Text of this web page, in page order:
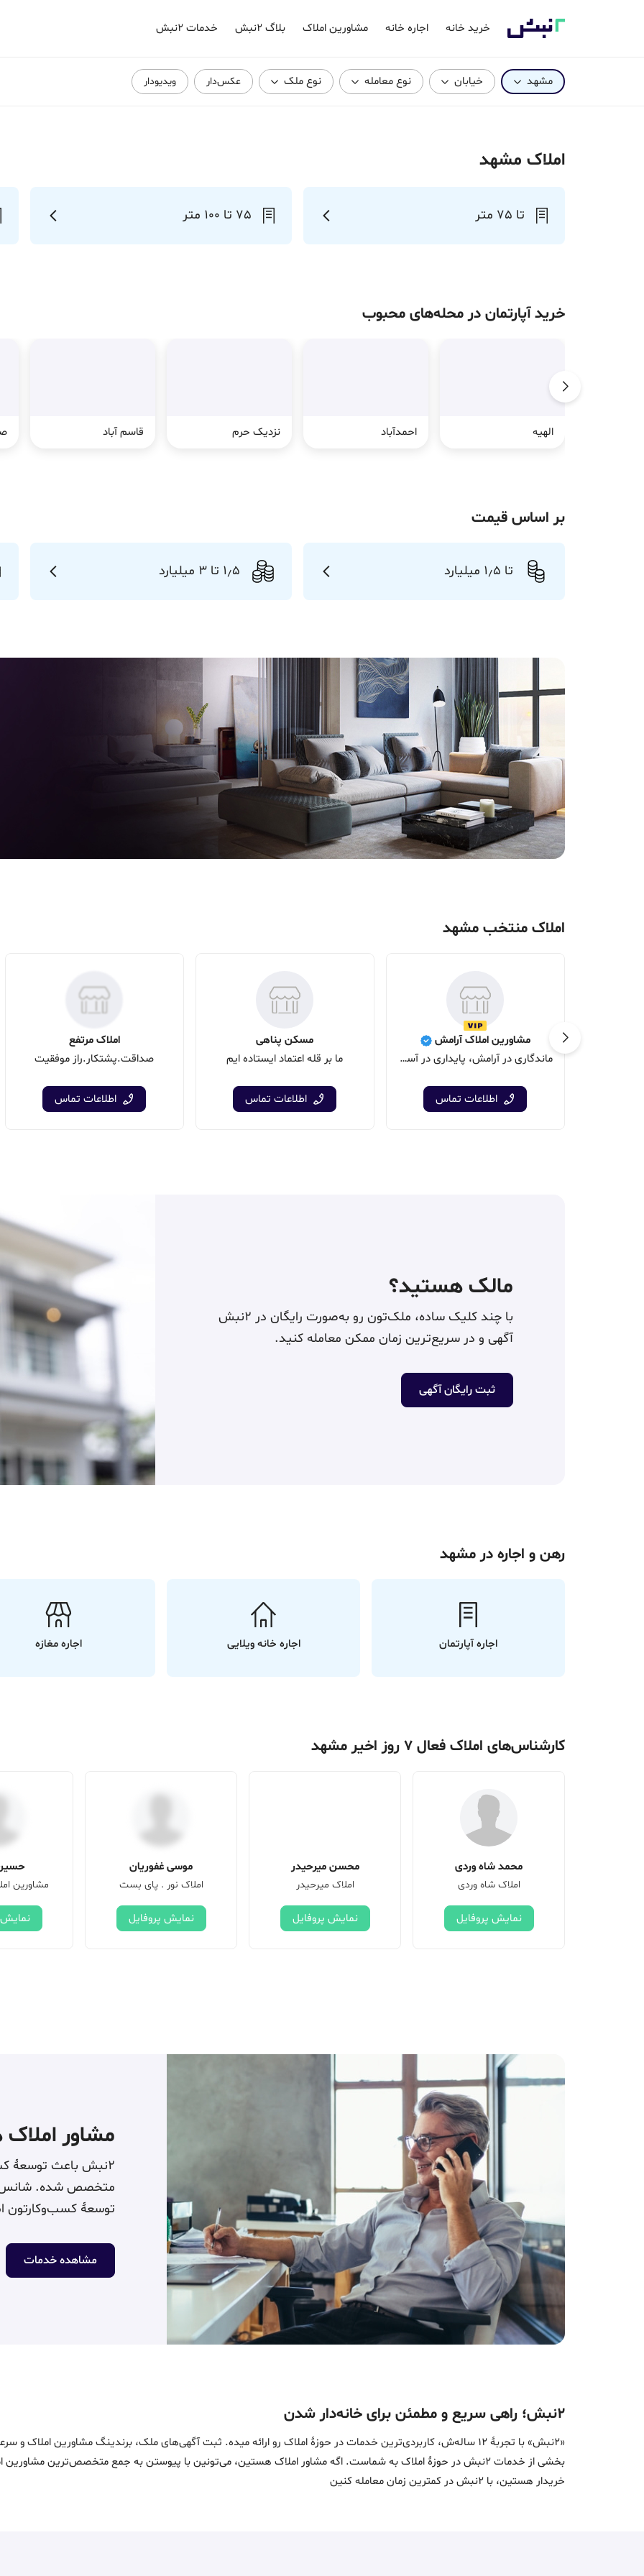
خرید خانه اجاره خانه مشاورین املاک بلاگ ۲نبش خدمات ۲نبش
مشهد خیابان نوع معامله نوع ملک عکس‌دار ویدیودار
املاک مشهد
تا 75 متر 75 تا 100 متر
خرید آپارتمان در محله‌های محبوب
الهیه احمدآباد نزدیک حرم قاسم آباد
بر اساس قیمت
تا 1٫5 میلیارد 1٫5 تا 3 میلیارد
املاک منتخب مشهد
مشاورین املاک آرامش
ماندگاری در آرامش، پایداری در آسایش
اطلاعات تماس
مسکن پناهی
ما بر قله اعتماد ایستاده ایم
اطلاعات تماس
املاک مرتفع
صداقت.پشتکار.راز موفقیت
اطلاعات تماس
مالک هستید؟
با چند کلیک ساده، ملک‌تون رو به‌صورت رایگان در ۲نبش
آگهی و در سریع‌ترین زمان ممکن معامله کنید.
ثبت رایگان آگهی
رهن و اجاره در مشهد
اجاره آپارتمان اجاره خانه ویلایی اجاره مغازه
کارشناس‌های املاک فعال 7 روز اخیر مشهد
محمد شاه وردی
املاک شاه وردی
نمایش پروفایل
محسن میرحیدر
املاک میرحیدر
نمایش پروفایل
موسی غفوریان
املاک نور . پای بست
نمایش پروفایل
مشاورین
نمایش
مشاور
متخصص شده.
توسعۀ کسب‌وکارتون
مشاهده خدمات
۲نبش؛ راهی سریع و مطمئن برای خانه‌دار شدن
«2نبش» با تجربۀ 12 ساله‌ش، کاربردی‌ترین خدمات در حوزۀ املاک رو ارائه میده. ثبت آگهی‌های ملک، برندینگ مشاورین
بخشی از خدمات 2نبش در حوزۀ املاک به شماست. اگه مشاور املاک هستین، می‌تونین با پیوستن به جمع متخصص‌ترین
خریدار هستین، با 2نبش در کمترین زمان معامله‌ کنین